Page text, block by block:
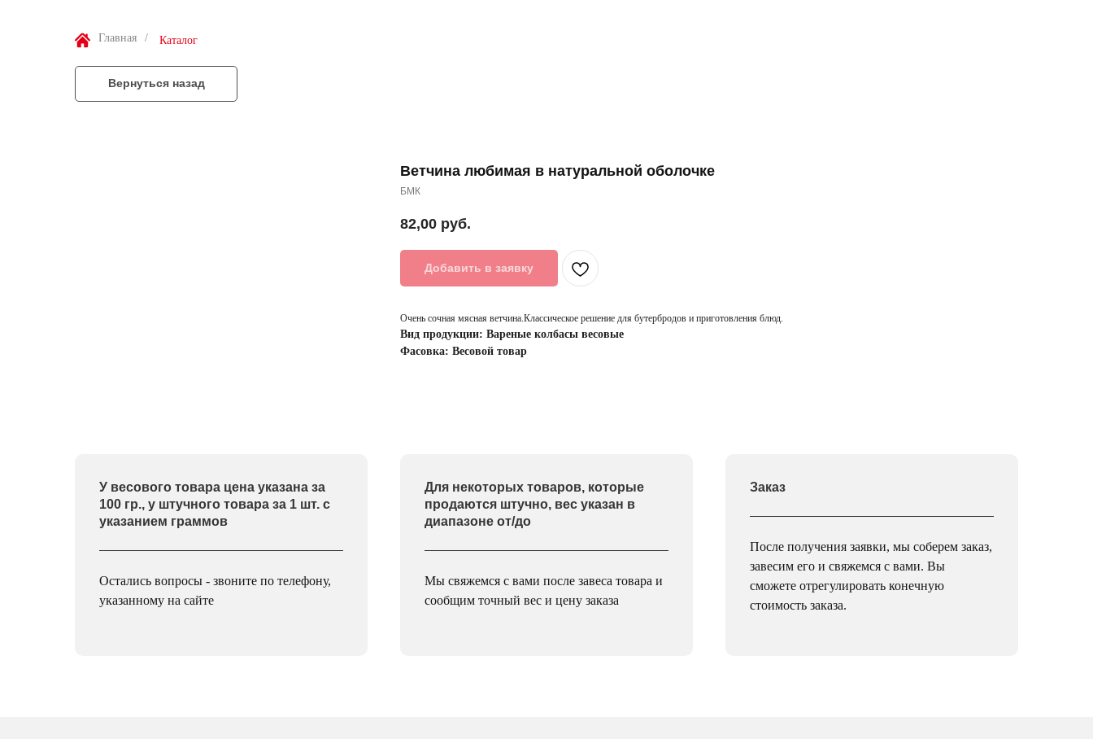
Главная / Каталог
Вернуться назад
Ветчина любимая в натуральной оболочке
БМК
82,00 руб.
Добавить в заявку
Очень сочная мясная ветчина.Классическое решение для бутербродов и приготовления блюд.
Вид продукции: Вареные колбасы весовые
Фасовка: Весовой товар
У весового товара цена указана за
100 гр., у штучного товара за 1 шт. с
указанием граммов
Остались вопросы - звоните по телефону,
указанному на сайте
Для некоторых товаров, которые
продаются штучно, вес указан в
диапазоне от/до
Мы свяжемся с вами после завеса товара и
сообщим точный вес и цену заказа
Заказ
После получения заявки, мы соберем заказ,
завесим его и свяжемся с вами. Вы
сможете отрегулировать конечную
стоимость заказа.